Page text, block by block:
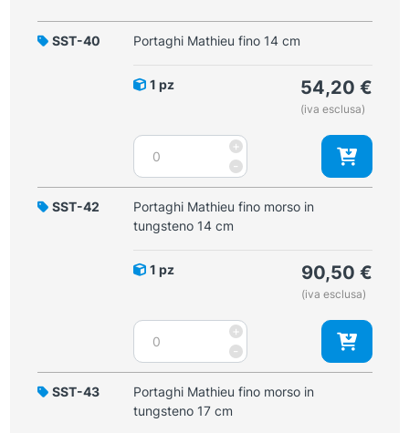
SST-40 Portaghi Mathieu fino 14 cm
1 pz 54,20 €
(iva esclusa)
-
Portaghi
Mathieu
fino
14
cm
+
SST-42
Portaghi Mathieu fino morso in
tungsteno 14 cm
1 pz 90,50 €
(iva esclusa)
-
Portaghi
Mathieu
fino
morso
in
+
SST-43
Portaghi Mathieu fino morso in
tungsteno 17 cm